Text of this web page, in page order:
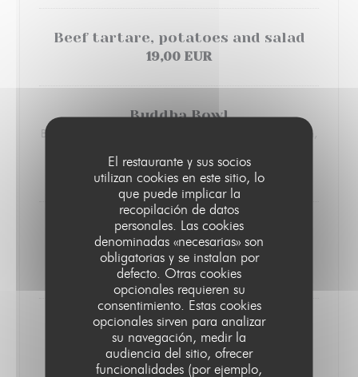
El restaurante y sus socios
utilizan cookies en este sitio, lo
que puede implicar la
recopilación de datos
personales. Las cookies
denominadas «necesarias» son
obligatorias y se instalan por
defecto. Otras cookies
opcionales requieren su
consentimiento. Estas cookies
opcionales sirven para analizar
su navegación, medir la
audiencia del sitio, ofrecer
funcionalidades (por ejemplo,
Beef tartare, potatoes and salad
19,00 EUR
Buddha Bowl
Black rice, avocado, spinach leaves, cucumber, blue radish,
houmous, pine nuts, sweet potatoes, coliflower
19,00 EUR
Rigatoni pasta, cream and morels
sauce
21,00 EUR
Veal liver and mashed potatoes
Carrots and potatoes
19,00 EUR